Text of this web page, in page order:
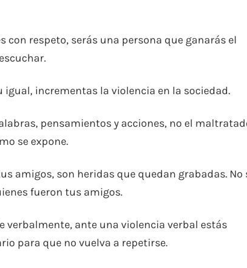
con respeto, serás una persona que ganarás el
incrementas la violencia en la sociedad.
pensamientos y acciones, no el
se expone.
amigos, son heridas que quedan grabadas. No
fueron tus amigos.
ante una violencia verbal estás
para que no vuelva a repetirse.